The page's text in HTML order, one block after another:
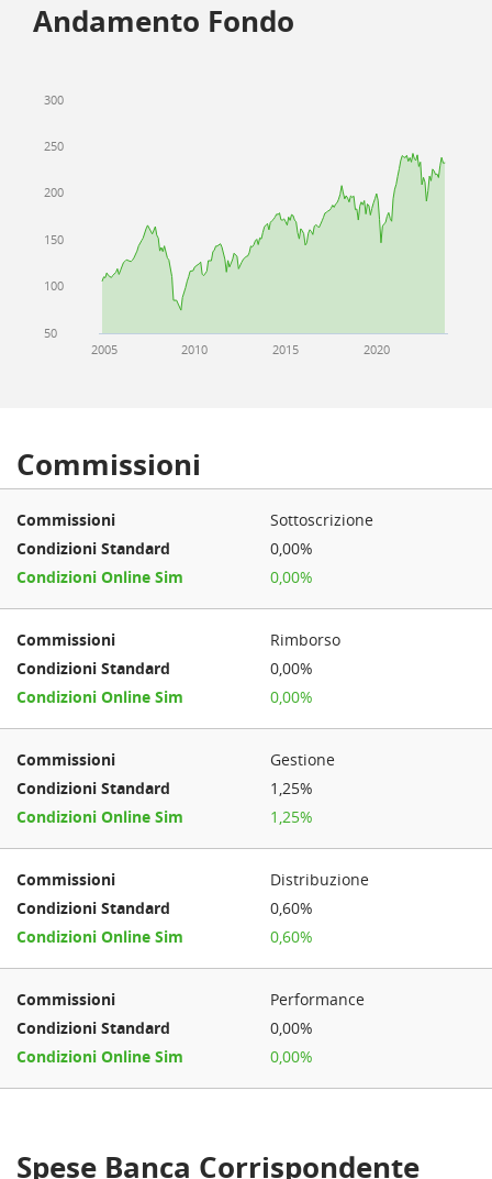
Andamento Fondo
2005 2010 2015 2020
50
100
150
200
250
300
Commissioni
Sottoscrizione
0,00%
0,00%
Rimborso
0,00%
0,00%
Gestione
1,25%
1,25%
Distribuzione
0,60%
0,60%
Performance
0,00%
0,00%
Spese Banca Corrispondente